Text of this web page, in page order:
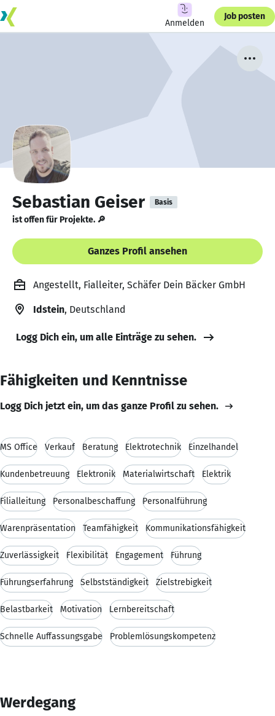
Anmelden
Job posten
Sebastian Geiser Basis
ist offen für Projekte. 🔎
Ganzes Profil ansehen
Angestellt, Fialleiter, Schäfer Dein Bäcker GmbH
Idstein, Deutschland
Logg Dich ein, um alle Einträge zu sehen.
Fähigkeiten und Kenntnisse
Logg Dich jetzt ein, um das ganze Profil zu sehen.
MS Office Verkauf Beratung Elektrotechnik Einzelhandel
Kundenbetreuung Elektronik Materialwirtschaft Elektrik
Filialleitung Personalbeschaffung Personalführung
Warenpräsentation Teamfähigkeit Kommunikationsfähigkeit
Zuverlässigkeit Flexibilität Engagement Führung
Führungserfahrung Selbstständigkeit Zielstrebigkeit
Belastbarkeit Motivation Lernbereitschaft
Schnelle Auffassungsgabe Problemlösungskompetenz
Werdegang